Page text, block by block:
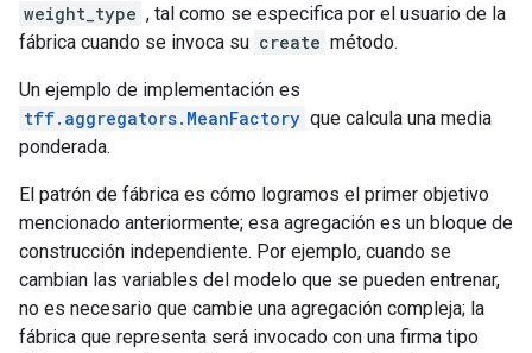
weight_type , tal como se especifica por el usuario de la
fábrica cuando se invoca su create método.
Un ejemplo de implementación es
tff.aggregators.MeanFactory que calcula una media
ponderada.
El patrón de fábrica es cómo logramos el primer objetivo
mencionado anteriormente; esa agregación es un bloque de
construcción independiente. Por ejemplo, cuando se
cambian las variables del modelo que se pueden entrenar,
no es necesario que cambie una agregación compleja; la
fábrica que representa será invocado con una firma tipo